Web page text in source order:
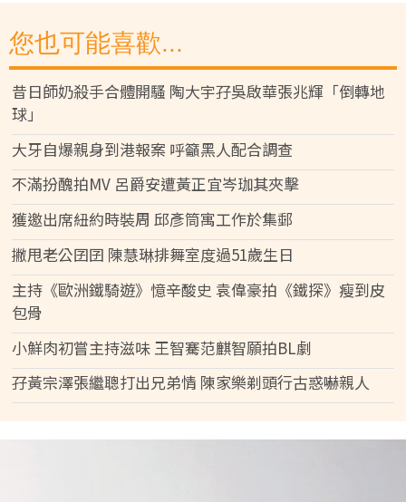
您也可能喜歡...
昔日師奶殺手合體開騷 陶大宇孖吳啟華張兆輝「倒轉地
球」
大牙自爆親身到港報案 呼籲黑人配合調查
不滿扮醜拍MV 呂爵安遭黃正宜岑珈其夾擊
獲邀出席紐約時裝周 邱彥筒寓工作於集郵
撇甩老公囝囝 陳慧琳排舞室度過51歲生日
主持《歐洲鐵騎遊》憶辛酸史 袁偉豪拍《鐵探》瘦到皮
包骨
小鮮肉初嘗主持滋味 王智騫范麒智願拍BL劇
孖黃宗澤張繼聰打出兄弟情 陳家樂剃頭行古惑嚇親人